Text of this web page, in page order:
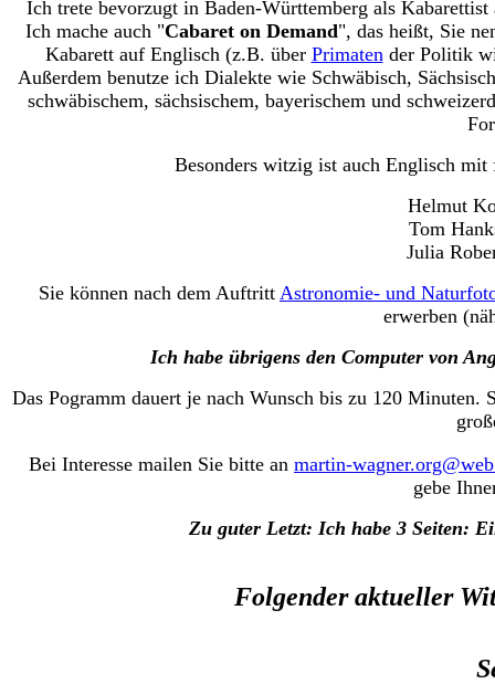
Ich trete bevorzugt in Baden-Württemberg als
Ich mache auch "Cabaret on Demand", das heißt, Sie
Kabarett auf Englisch (z.B. über Primatender Politik
Außerdem benutze ich Dialekte wie Schwäbisch,
schwäbischem, sächsischem, bayerischem und
Besonders witzig ist auch Englisch
Helmut
Tom
Julia
Sie können nach dem Auftritt Astronomie- und
erwerben
Ich habe übrigens den Computer von
Das Pogramm dauert je nach Wunsch bis zu 120
Bei Interesse mailen Sie bitte an martin-
gebe
Zu guter Letzt: Ich habe 3 Seiten:
Folgender aktueller